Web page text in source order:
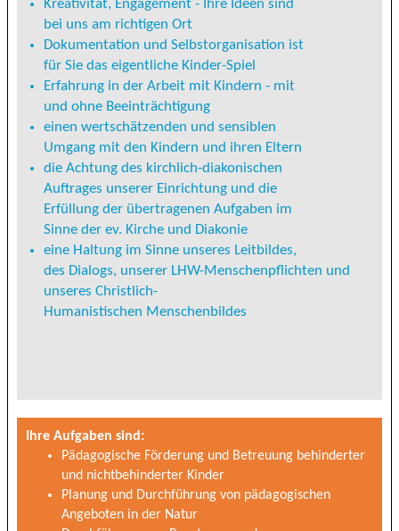
Kreativität, Engagement - Ihre Ideen sind
bei uns am richtigen Ort
Dokumentation und Selbstorganisation ist
für Sie das eigentliche Kinder-Spiel
Erfahrung in der Arbeit mit Kindern - mit
und ohne Beeinträchtigung
einen wertschätzenden und sensiblen
Umgang mit den Kindern und ihren Eltern
die Achtung des kirchlich-diakonischen
Auftrages unserer Einrichtung und die
Erfüllung der übertragenen Aufgaben im
Sinne der ev. Kirche und Diakonie
eine Haltung im Sinne unseres Leitbildes,
des Dialogs, unserer LHW-Menschenpflichten und
unseres Christlich-
Humanistischen Menschenbildes
Ihre Aufgaben sind:
Pädagogische Förderung und Betreuung behinderter
und nichtbehinderter Kinder
Planung und Durchführung von pädagogischen
Angeboten in der Natur